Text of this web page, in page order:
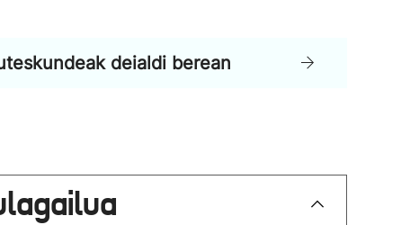
deialdi berean